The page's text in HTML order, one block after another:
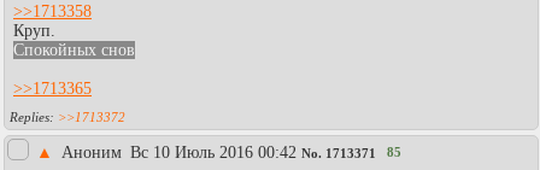
>>1713358
Круп.
Спокойных снов
>>1713365
>>1713372
▲ Аноним Вc 10 Июль 2016 00:42 No. 1713371 85